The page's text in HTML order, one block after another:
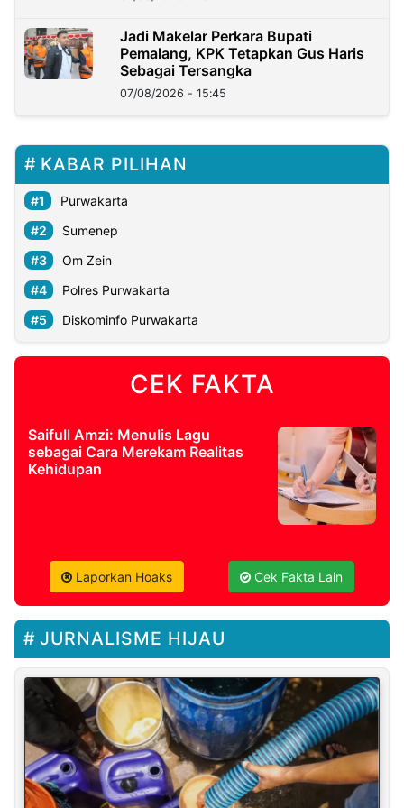
Jadi Makelar Perkara Bupati
Pemalang, KPK Tetapkan Gus Haris
Sebagai Tersangka
07/08/2026 - 15:45
KABAR PILIHAN
Purwakarta
Sumenep
Om Zein
Polres Purwakarta
Diskominfo Purwakarta
CEK FAKTA
Saifull Amzi: Menulis Lagu
sebagai Cara Merekam Realitas
Kehidupan
Laporkan Hoaks Cek Fakta Lain
JURNALISME HIJAU